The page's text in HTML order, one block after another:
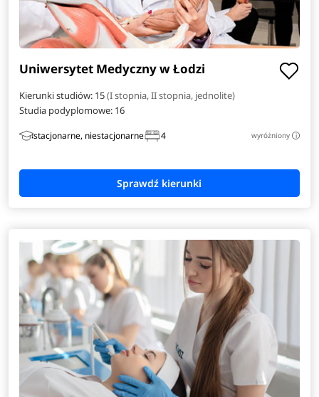
Uniwersytet Medyczny w Łodzi
Kierunki studiów: 15(I stopnia, II stopnia, jednolite)
Studia podyplomowe: 16
stacjonarne, niestacjonarne 4 wyróżniony i